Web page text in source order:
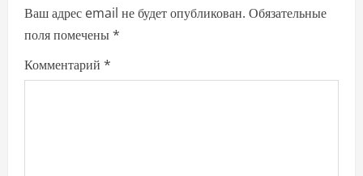
i
g
a
Ваш адрес email не будет опубликован. Обязательные
поля помечены*
Комментарий *